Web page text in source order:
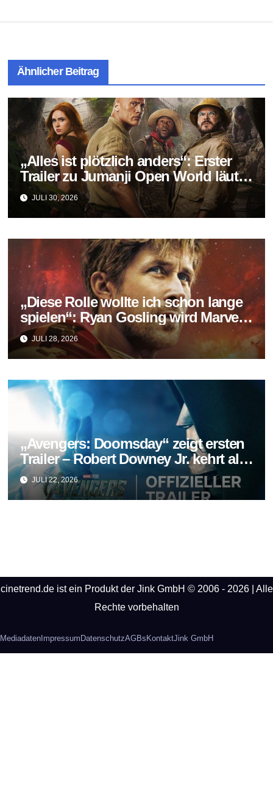
Ähnlicher Beitrag
„Alles ist plötzlich anders“: Erster
Trailer zu Jumanji Open World läutet
das Finale der Reihe ein
JULI 30, 2026
„Diese Rolle wollte ich schon lange
spielen“: Ryan Gosling wird Marvels
neuer Ghost Rider
JULI 28, 2026
„Avengers: Doomsday“ zeigt ersten
Trailer – Robert Downey Jr. kehrt als
Doctor Doom zurück
JULI 22, 2026
cinetrend.de ist ein Produkt der Jink GmbH © 2006 - 2026 | Alle
Rechte vorbehalten
MediadatenImpressumDatenschutzAGBsKontaktJink GmbH